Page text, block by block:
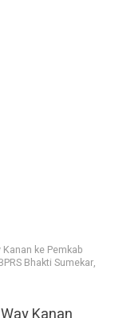
ke Pemkab
Bhakti Sumekar,